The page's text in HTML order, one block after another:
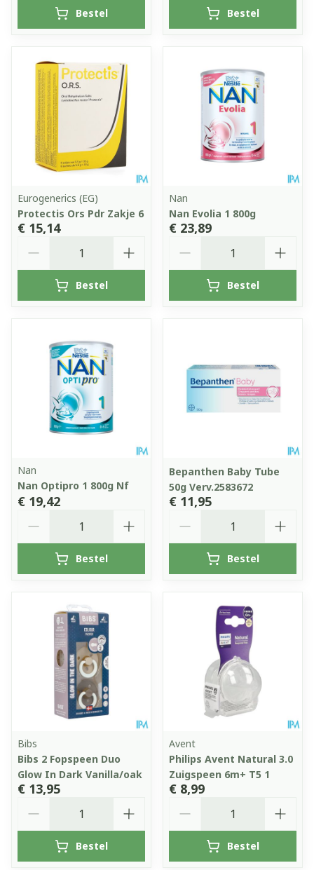
Bestel Bestel
Eurogenerics (EG)
Protectis Ors Pdr Zakje 6
€ 15,14
Bestel
Nan
Nan Evolia 1 800g
€ 23,89
Bestel
Nan
Nan Optipro 1 800g Nf
€ 19,42
Bestel
Bepanthen Baby Tube
50g Verv.2583672
€ 11,95
Bestel
Bibs
Bibs 2 Fopspeen Duo
Glow In Dark Vanilla/oak
€ 13,95
Bestel
Avent
Philips Avent Natural 3.0
Zuigspeen 6m+ T5 1
€ 8,99
Bestel